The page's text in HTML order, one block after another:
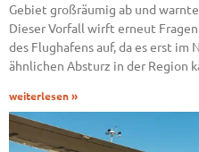
Gebiet großräumig ab und
Dieser Vorfall wirft erneut
des Flughafens auf, da es erst im
ähnlichen Absturz in der Region
weiterlesen »